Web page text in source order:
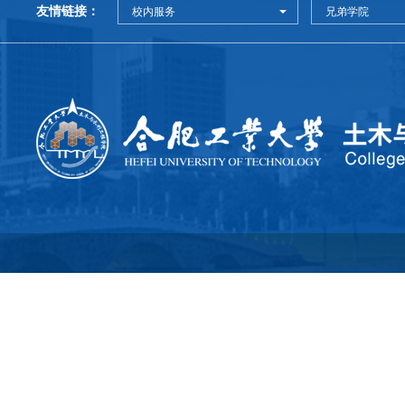
友情链接： 校内服务 兄弟学院